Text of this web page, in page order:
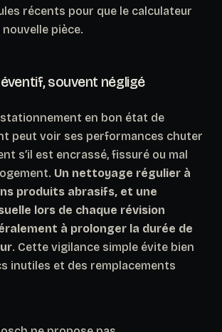
récents pour que le calculateur
pièce.
souvent négligé
en bon état de
peut voir ses performances chuter
s’il est encrassé, fissuré ou mal
Un nettoyage régulier à
produits abrasifs, et une
lors de chaque révision
à prolonger la durée de
. Cette vigilance simple évite bien
inutiles et des remplacements